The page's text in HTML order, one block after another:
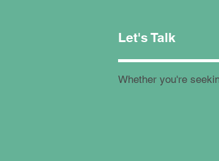
Let's Talk
Whether you're